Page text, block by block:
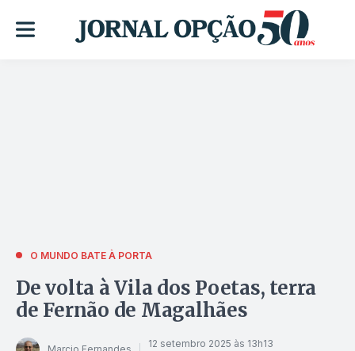
O MUNDO BATE À PORTA
De volta à Vila dos Poetas, terra
de Fernão de Magalhães
12 setembro 2025 às 13h13